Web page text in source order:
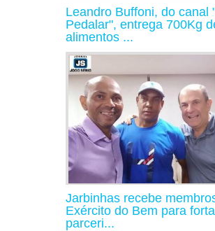
Leandro Buffoni, do canal
Pedalar", entrega 700Kg
alimentos ...
Jarbinhas recebe
Exército do Bem para
parceri...